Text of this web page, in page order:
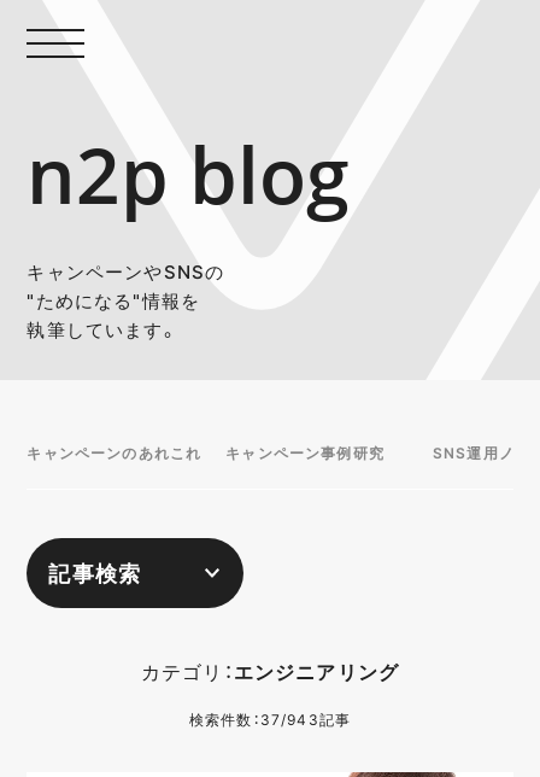
n2p blog
キャンペーンやSNSの
"ためになる"情報を
執筆しています。
キャンペーンのあれこれ キャンペーン事例研究 SNS運用ノウ
記事検索
カテゴリ：エンジニアリング
検索件数：37/943記事